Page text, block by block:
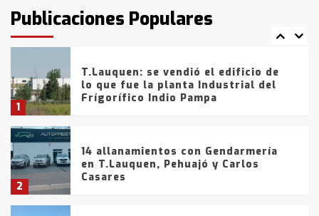
Publicaciones Populares
fueron detenidos por
comercialización de drogas en la
tarde del sábado
1
T.Lauquen: se vendió el edificio de
lo que fue la planta Industrial del
Frígorífico Indio Pampa
2
14 allanamientos con Gendarmería
en T.Lauquen, Pehuajó y Carlos
Casares